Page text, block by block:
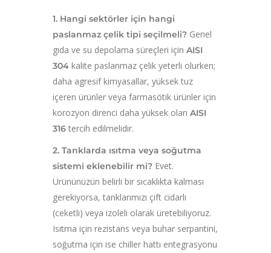
1. Hangi sektörler için hangi
paslanmaz çelik tipi seçilmeli? Genel
gıda ve su depolama süreçleri içinAISI
304 kalite paslanmaz çelik yeterli olurken;
daha agresif kimyasallar, yüksek tuz
içeren ürünler veya farmasötik ürünler için
korozyon direnci daha yüksek olanAISI
316 tercih edilmelidir.
2. Tanklarda ısıtma veya soğutma
sistemi eklenebilir mi? Evet.
Ürününüzün belirli bir sıcaklıkta kalması
gerekiyorsa, tanklarımızı çift cidarlı
(ceketli) veya izoleli olarak üretebiliyoruz.
Isıtma için rezistans veya buhar serpantini,
soğutma için ise chiller hattı entegrasyonu